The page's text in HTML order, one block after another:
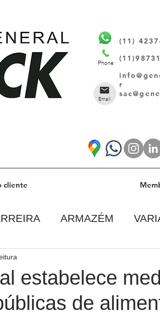
(11)
r
cliente
ARMAZÉM
estabelece
de